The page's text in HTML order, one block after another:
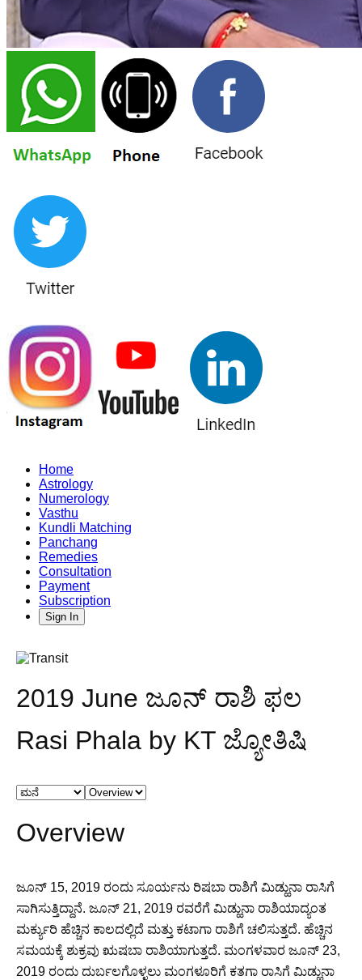
Home
Astrology
Numerology
Vasthu
Kundli Matching
Panchang
Remedies
Consultation
Payment
Subscription
Sign In
2019 June ಜೂನ್ ರಾಶಿ ಫಲ
Rasi Phala by KT ಜ್ಯೋತಿಷಿ
Overview
ಜೂನ್ 15, 2019 ರಂದು ಸೂರ್ಯನು ರಿಷಬಾ ರಾಶಿಗೆ ಮಿಡ್ಹುನಾ ರಾಸಿಗೆ
ಸಾಗಿಸುತ್ತಿದ್ದಾನೆ. ಜೂನ್ 21, 2019 ರವರೆಗೆ ಮಿಡ್ಹುನಾ ರಾಶಿಯಾದ್ಯಂತ
ಮರ್ಕ್ಯುರಿ ಹೆಚ್ಚಿನ ಕಾಲದಲ್ಲಿದೆ ಮತ್ತು ಕಟಾಗಾ ರಾಶಿಗೆ ಚಲಿಸುತ್ತದೆ. ಹೆಚ್ಚಿನ
ಸಮಯಕ್ಕೆ ಶುಕ್ರವು ಋಷಬಾ ರಾಶಿಯಾಗುತ್ತದೆ. ಮಂಗಳವಾರ ಜೂನ್ 23,
2019 ರಂದು ದುರ್ಬಲಗೊಳ್ಳಲು ಮಂಗಳೂರಿಗೆ ಕತಗಾ ರಾಸಿಗೆ ಮಿಡ್ಹುನಾ